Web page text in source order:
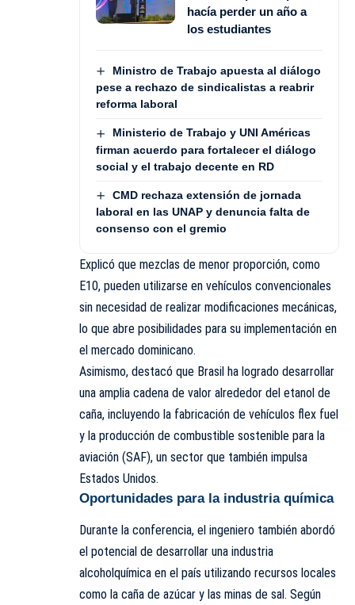
hacía perder un año a
los estudiantes
Ministro de Trabajo apuesta al diálogo
pese a rechazo de sindicalistas a reabrir
reforma laboral
Ministerio de Trabajo y UNI Américas
firman acuerdo para fortalecer el diálogo
social y el trabajo decente en RD
CMD rechaza extensión de jornada
laboral en las UNAP y denuncia falta de
consenso con el gremio
Explicó que mezclas de menor proporción, como
E10, pueden utilizarse en vehículos convencionales
sin necesidad de realizar modificaciones mecánicas,
lo que abre posibilidades para su implementación en
el mercado dominicano.
Asimismo, destacó que Brasil ha logrado desarrollar
una amplia cadena de valor alrededor del etanol de
caña, incluyendo la fabricación de vehículos flex fuel
y la producción de combustible sostenible para la
aviación (SAF), un sector que también impulsa
Estados Unidos.
Oportunidades para la industria química
Durante la conferencia, el ingeniero también abordó
el potencial de desarrollar una industria
alcoholquímica en el país utilizando recursos locales
como la caña de azúcar y las minas de sal. Según